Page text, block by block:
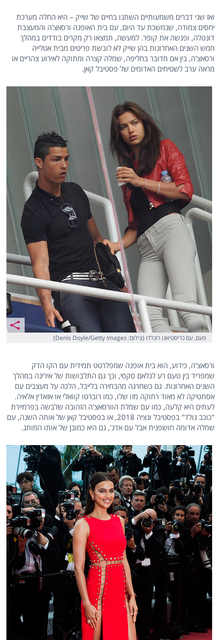
ואז שני דברים משמעותיים השתנו בחיים של שייק – היא החלה מערכת
יחסים צמודה, שנמשכת עד היום, עם בית האופנה ורסאצ'ה והמעצבת
דונטלה, ופגשה את קופר. למעשה, תמצאו רק מקרים בודדים במהלך
חמש השנים האחרונות בהן שייק לא לובשת פריטים מבית אטלייה
ורסאצ'ה, בין אם מדובר בחליפה, שמלה קצרה ומתוקה לאירוע צהריים או
מראה ערב לשטיחים האדומים של פסטיבל קאן.
פעם, עם כריסטיאנו רונלדו (צילום: Denis Doyle/Getty Images)
ורסאצ'ה, כידוע, הוא בית אופנה שמפלרטט תמידית עם הקו הדק
שמפריד בין טעם רע לגלאם סקסי, וכך גם התלבושות של אירינה במהלך
השנים האחרונות. גם כשחרגה מהבחירה בלייבל, הלכה על מעצבים עם
אסתטיקה לא מאוד רחוקה מזו שלו, כמו רוברטו קוואלי או אזאדין אלאיה.
לעתים היא קלעה, כמו עם שמלת הוורסאצ'ה הזהובה שלבשה בפרמיירת
"כוכב נולד" בפסטיבל ונציה 2018, או בפסטיבל קאן של אותה השנה, עם
שמלה אדומה חושפנית אבל עם אדג', גם היא כמובן של אותו המותג.